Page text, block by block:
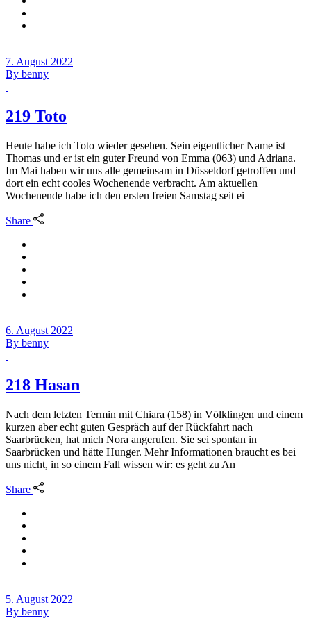
7. August 2022
By benny
219 Toto
Heute habe ich Toto wieder gesehen. Sein eigentlicher Name ist
Thomas und er ist ein guter Freund von Emma (063) und Adriana.
Im Mai haben wir uns alle gemeinsam in Düsseldorf getroffen und
dort ein echt cooles Wochenende verbracht. Am aktuellen
Wochenende habe ich den ersten freien Samstag seit ei
Share
6. August 2022
By benny
218 Hasan
Nach dem letzten Termin mit Chiara (158) in Völklingen und einem
kurzen aber echt guten Gespräch auf der Rückfahrt nach
Saarbrücken, hat mich Nora angerufen. Sie sei spontan in
Saarbrücken und hätte Hunger. Mehr Informationen braucht es bei
uns nicht, in so einem Fall wissen wir: es geht zu An
Share
5. August 2022
By benny